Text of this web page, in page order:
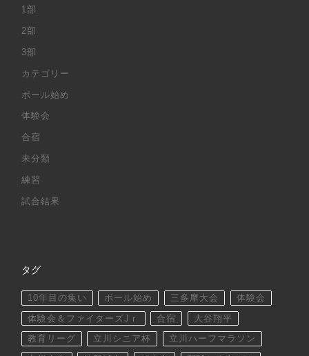
1部
2部
3部
カテゴリー
ボール始め
体験会
合宿
未分類
練習
試合結果
タグ
10年目の集い ボール始め 三多摩大会 体験会
体験会＆ファイターズJｒ 合宿 大谷翔平
教育リーグ 立川シニア杯 立川ハーフマラソン